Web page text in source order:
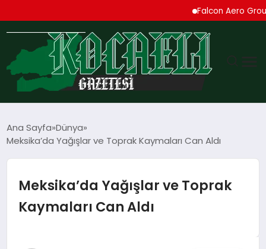
Falcon Aero Group,
EKONOMI
SPOR
Ana Sayfa Dünya
Meksika’da Yağışlar ve Toprak Kaymaları Can Aldı
Meksika’da Yağışlar ve Toprak
Kaymaları Can Aldı